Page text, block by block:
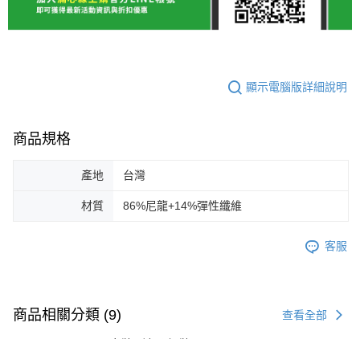
顯示電腦版詳細說明
商品規格
產地 台灣
材質 86%尼龍+14%彈性纖維
客服
商品相關分類 (9) 查看全部